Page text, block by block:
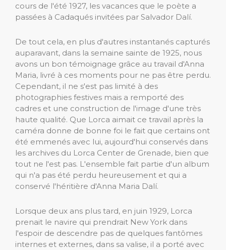
cours de l'été 1927, les vacances que le poète a
passées à Cadaqués invitées par Salvador Dalí.
De tout cela, en plus d'autres instantanés capturés
auparavant, dans la semaine sainte de 1925, nous
avons un bon témoignage grâce au travail d'Anna
Maria, livré à ces moments pour ne pas être perdu.
Cependant, il ne s'est pas limité à des
photographies festives mais a remporté des
cadres et une construction de l'image d'une très
haute qualité. Que Lorca aimait ce travail après la
caméra donne de bonne foi le fait que certains ont
été emmenés avec lui, aujourd'hui conservés dans
les archives du Lorca Center de Grenade, bien que
tout ne l'est pas. L'ensemble fait partie d'un album
qui n'a pas été perdu heureusement et qui a
conservé l'héritière d'Anna Maria Dalí.
Lorsque deux ans plus tard, en juin 1929, Lorca
prenait le navire qui prendrait New York dans
l'espoir de descendre pas de quelques fantômes
internes et externes, dans sa valise, il a porté avec